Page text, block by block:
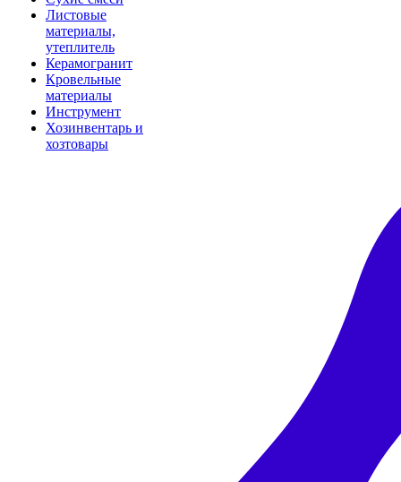
Листовые
материалы,
утеплитель
Керамогранит
Кровельные
материалы
Инструмент
Хозинвентарь и
хозтовары